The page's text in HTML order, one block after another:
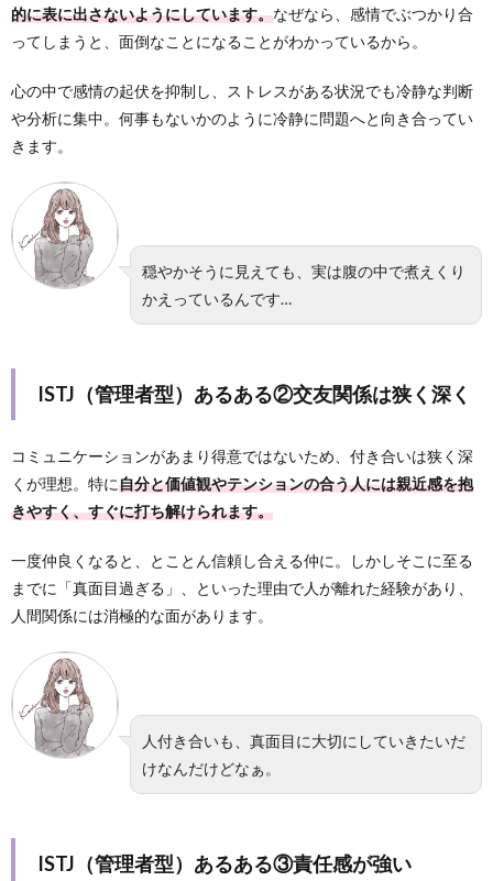
的に表に出さないようにしています。なぜなら、感情でぶつかり合
ってしまうと、面倒なことになることがわかっているから。
心の中で感情の起伏を抑制し、ストレスがある状況でも冷静な判断
や分析に集中。何事もないかのように冷静に問題へと向き合ってい
きます。
穏やかそうに見えても、実は腹の中で煮えくり
かえっているんです…
ISTJ（管理者型）あるある②交友関係は狭く深く
コミュニケーションがあまり得意ではないため、付き合いは狭く深
くが理想。特に自分と価値観やテンションの合う人には親近感を抱
きやすく、すぐに打ち解けられます。
一度仲良くなると、とことん信頼し合える仲に。しかしそこに至る
までに「真面目過ぎる」、といった理由で人が離れた経験があり、
人間関係には消極的な面があります。
人付き合いも、真面目に大切にしていきたいだ
けなんだけどなぁ。
ISTJ（管理者型）あるある③責任感が強い